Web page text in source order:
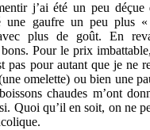
j’ai été un peu
une gaufre un peu plus
plus de goût. En
Pour le prix
pas pour autant que je ne
omelette) ou bien une
chaudes m’ont
Quoi qu’il en soit, on ne